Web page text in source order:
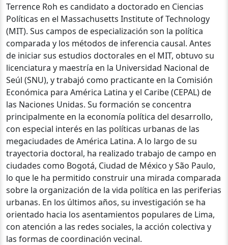
Terrence Roh es candidato a doctorado en Ciencias
Políticas en el Massachusetts Institute of Technology
(MIT). Sus campos de especialización son la política
comparada y los métodos de inferencia causal. Antes
de iniciar sus estudios doctorales en el MIT, obtuvo su
licenciatura y maestría en la Universidad Nacional de
Seúl (SNU), y trabajó como practicante en la Comisión
Económica para América Latina y el Caribe (CEPAL) de
las Naciones Unidas. Su formación se concentra
principalmente en la economía política del desarrollo,
con especial interés en las políticas urbanas de las
megaciudades de América Latina. A lo largo de su
trayectoria doctoral, ha realizado trabajo de campo en
ciudades como Bogotá, Ciudad de México y São Paulo,
lo que le ha permitido construir una mirada comparada
sobre la organización de la vida política en las periferias
urbanas. En los últimos años, su investigación se ha
orientado hacia los asentamientos populares de Lima,
con atención a las redes sociales, la acción colectiva y
las formas de coordinación vecinal.